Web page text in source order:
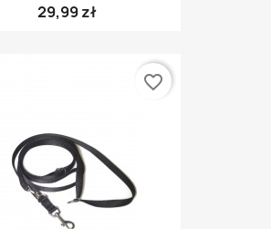
29,99 zł
favorite_border